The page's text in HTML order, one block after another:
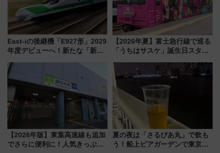
East-iの後継機「E927形」2029
年度デビューへ！新たな「新幹
説【JR東日本】
【2026年夏】富士急行線で巡る
「うちはサスケ」誕生日スタン
定グルメ＆グッズ徹底ガイド
【2026年版】東葉高速線も追加
でさらに便利に！人気きっぷ
夏の夜は「さるびあ丸」で飲も
う！船上ビアガーデンで東京湾